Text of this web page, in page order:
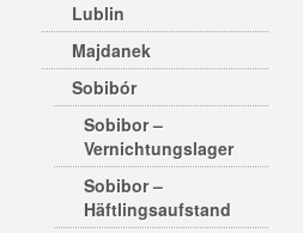
Lublin
Majdanek
Sobibór
Sobibor –
Vernichtungslager
Sobibor –
Häftlingsaufstand